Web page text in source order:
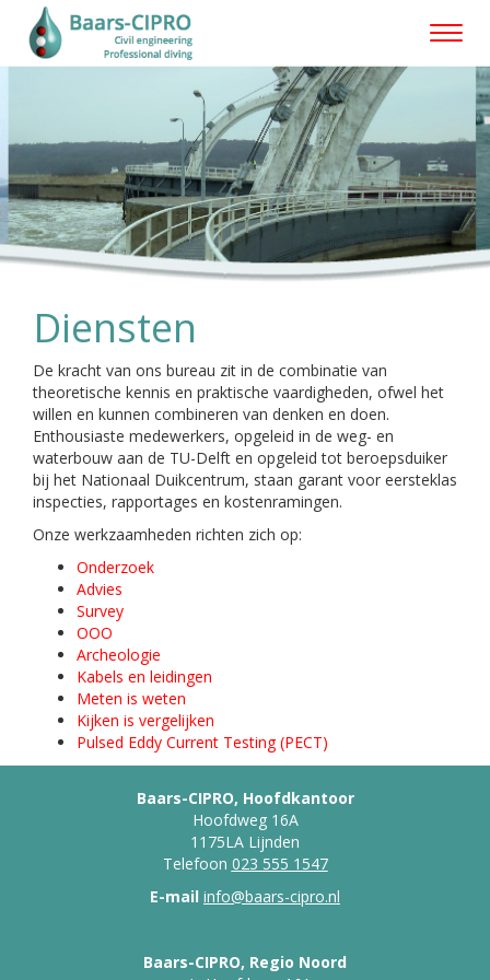
Diensten
De kracht van ons bureau zit in de combinatie van
theoretische kennis en praktische vaardigheden, ofwel het
willen en kunnen combineren van denken en doen.
Enthousiaste medewerkers, opgeleid in de weg- en
waterbouw aan de TU-Delft en opgeleid tot beroepsduiker
bij het Nationaal Duikcentrum, staan garant voor eersteklas
inspecties, rapportages en kostenramingen.
Onze werkzaamheden richten zich op:
Onderzoek
Advies
Survey
OOO
Archeologie
Kabels en leidingen
Meten is weten
Kijken is vergelijken
Pulsed Eddy Current Testing (PECT)
Baars-CIPRO, Hoofdkantoor
Hoofdweg 16A
1175LA Lijnden
Telefoon 023 555 1547
E-mail info@baars-cipro.nl
Baars-CIPRO, Regio Noord